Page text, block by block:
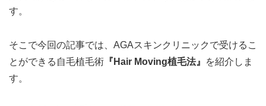
す。
そこで今回の記事では、AGAスキンクリニックで受けるこ
とができる自毛植毛術 『Hair Moving植毛法』
を紹介しま
す。